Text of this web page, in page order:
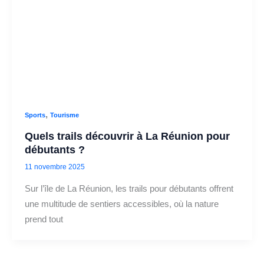
Sports, Tourisme
Quels trails découvrir à La Réunion pour
débutants ?
11 novembre 2025
Sur l’île de La Réunion, les trails pour débutants offrent
une multitude de sentiers accessibles, où la nature
prend tout